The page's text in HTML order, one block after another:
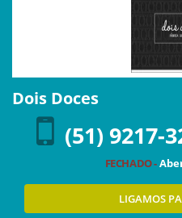
Dois Doces
(51) 9217-
FECHADO -
LIGAMOS